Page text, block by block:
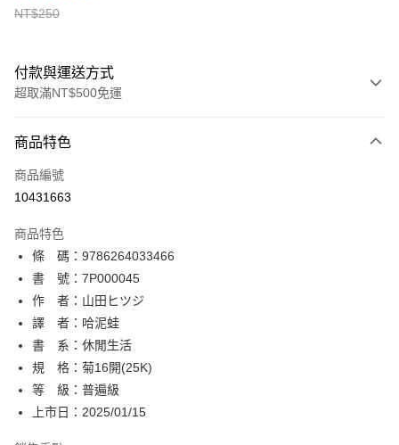
NT$250
付款與運送方式
超取滿NT$500免運
信用卡一次付款
超商取貨付款
相關說明
【關於「AFTEE先享後付」】
AFTEE先享後付是「在收到商品之後才付款」的支付方式。 讓您購物簡單
便利好安心！
１．簡單：不需註冊會員、不需綁卡、不需儲值。
２．便利：只要手機號碼，簡訊認證，即可結帳。
３．安心：先確認商品／服務後，再付款。
【「AFTEE先享後付」結帳流程】
１．於結帳方式選擇「AFTEE先享後付」後，將跳轉至「AFTEE先享後付」
結帳頁面，進行簡訊認證並確認金額後，即可完成結帳。
２．訂單成立數日內，您將收到繳費通知簡訊。
ATM付款
運送方式
全家取貨付款
每筆NT$80，滿NT$500(含以上)免運費
付款後全家取貨
商品特色
商品編號
10431663
商品特色
條 碼：9786264033466
書 號：7P000045
作 者：山田ヒツジ
譯 者：哈泥蛙
書 系：休閒生活
規 格：菊16開(25K)
等 級：普遍級
上市日：2025/01/15